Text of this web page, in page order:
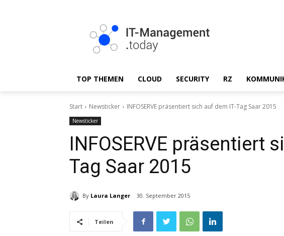
TOP THEMEN CLOUD SECURITY RZ
Start Newsticker INFOSERVE präsentiert sich auf dem IT-Tag Saar 2015
Newsticker
INFOSERVE präsentiert
Tag Saar 2015
By Laura Langer 30. September 2015
Teilen